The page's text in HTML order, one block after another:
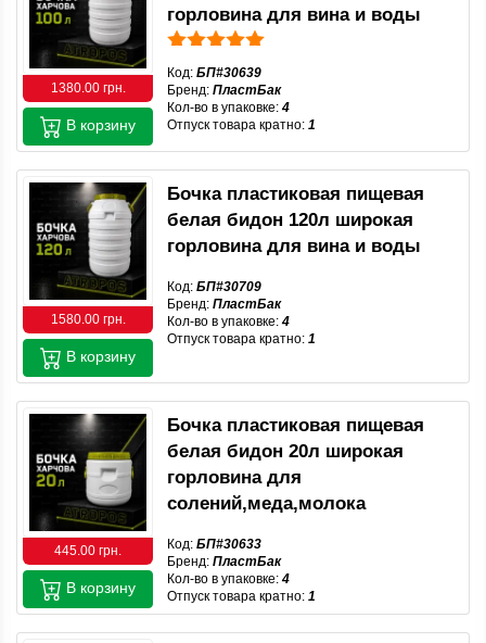
1380.00 грн.
горловина для вина и воды
Код: БП#30639
Бренд: ПластБак
Кол-во в упаковке: 4
Отпуск товара кратно: 1
В корзину
1580.00 грн.
Бочка пластиковая пищевая
белая бидон 120л широкая
горловина для вина и воды
Код: БП#30709
Бренд: ПластБак
Кол-во в упаковке: 4
Отпуск товара кратно: 1
В корзину
445.00 грн.
Бочка пластиковая пищевая
белая бидон 20л широкая
горловина для
солений,меда,молока
Код: БП#30633
Бренд: ПластБак
Кол-во в упаковке: 4
Отпуск товара кратно: 1
В корзину